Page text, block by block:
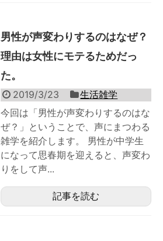
男性が声変わりするのはなぜ？
理由は女性にモテるためだっ
た。
2019/3/23
生活雑学
今回は「男性が声変わりするのはな
ぜ？」ということで、声にまつわる
雑学を紹介します。 男性が中学生
になって思春期を迎えると、声変わ
りをして声...
記事を読む